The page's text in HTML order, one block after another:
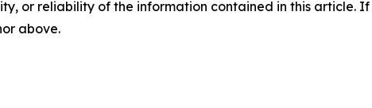
or reliability of the information contained in this article.
above.